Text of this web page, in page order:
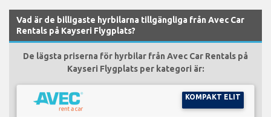
Vad är de billigaste hyrbilarna tillgängliga från Avec Car
Rentals på Kayseri Flygplats?
De lägsta priserna för hyrbilar från Avec Car Rentals på
Kayseri Flygplats per kategori är:
KOMPAKT ELIT